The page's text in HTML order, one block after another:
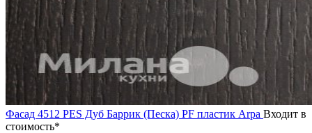
Фасад 4512 PES Дуб Баррик (Песка) PF пластик Arpa Входит в
стоимость*